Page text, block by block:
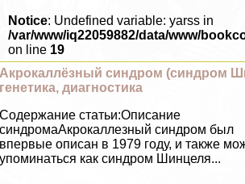
Notice: Undefined variable: yarss in
/var/www/iq22059882/data/www/
on line 19
Акрокаллёзный синдром (синдром
генетика, диагностика
Содержание статьи:Описание
синдромаАкрокаллезный синдром был
впервые описан в 1979 году, и также
упоминаться как синдром Шинцеля...